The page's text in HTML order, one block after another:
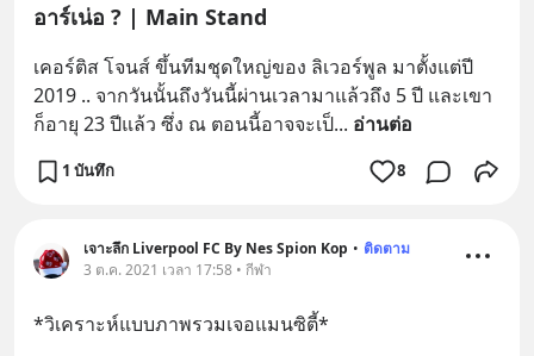
อาร์เน่อ ? | Main Stand
เคอร์ติส โจนส์ ขึ้นทีมชุดใหญ่ของ ลิเวอร์พูล มาตั้งแต่ปี
2019 .. จากวันนั้นถึงวันนี้ผ่านเวลามาแล้วถึง 5 ปี และเขา
ก็อายุ 23 ปีแล้ว ซึ่ง ณ ตอนนี้อาจจะเป็... อ่านต่อ
1 บันทึก 8
เจาะลึก Liverpool FC By Nes Spion Kop • ติดตาม
3 ต.ค. 2021 เวลา 17:58 • กีฬา
*วิเคราะห์แบบภาพรวมเจอแมนซิตี้*